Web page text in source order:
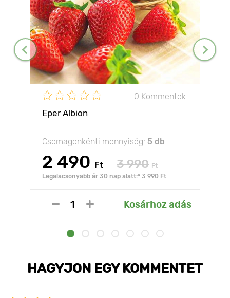
0 Kommentek
Eper Albion
Csomagonkénti mennyiség: 5 db
2 490 Ft 3 990 Ft
Legalacsonyabb ár 30 nap alatt:* 3 990 Ft
Kosárhoz adás
HAGYJON EGY KOMMENTET